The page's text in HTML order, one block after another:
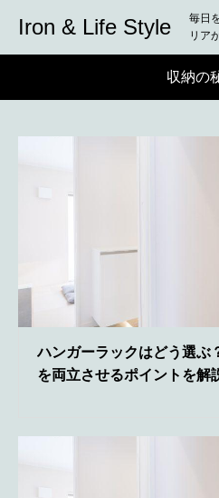
Iron & Life Style
毎日
リア
収納の
ハンガーラックはどう選ぶ
を両立させるポイントを解